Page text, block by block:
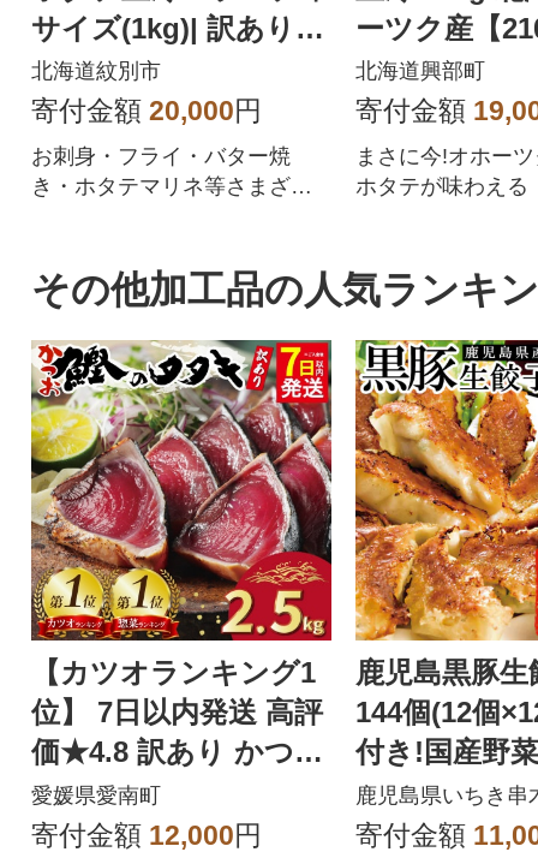
サイズ(1kg)| 訳あり
サイズ不揃い ★
北海道紋別市
寄付金額 20,000円
お刺身・フライ・バター焼
き・ホタテマリネ等さまざま
年貝)を放流してから4年間流氷
や水温の低い荒波の中で逞し
く育つ為、養殖とは、まった
く違い旨味が凝縮されており
食感も良いと言われておりま
す。食べ応え抜群のホタテを
ドドーンとたっぷり1kgを紋別
市よりお届け。パッケージは
チャック付きで保存に便利で
す!
ーツク産【
北海道興部町
寄付金額
まさに今!オホー
ホタテが味わえる
その他加工品の人気ランキ
【カツオランキング1
位】 7日以内発送 高評
価★4.8 訳あり かつお
のたたき 2.5kg
愛媛県愛南町
寄付金額 12,000円
鹿児島黒豚生
144個(12個
付き!国産野
鹿児島県いちき串
寄付金額